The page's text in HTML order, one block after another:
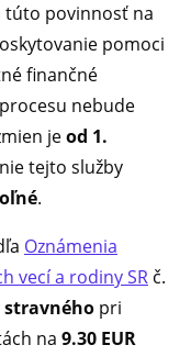
túto povinnosť na
pomoci
finančné
nebude
jeod 1.
tejto služby
.
Oznámenia
vecí a rodiny SR č.
stravného pri
na 9.30 EUR